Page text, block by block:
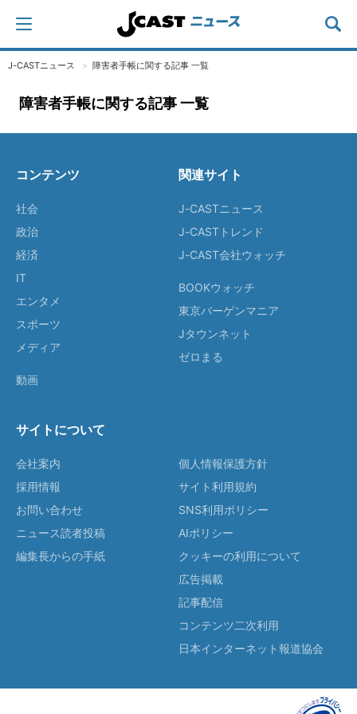
J-CASTニュース 障害者手帳に関する記事 一覧
障害者手帳に関する記事 一覧
コンテンツ
社会
政治
経済
IT
エンタメ
スポーツ
メディア
動画
関連サイト
J-CASTニュース
J-CASTトレンド
J-CAST会社ウォッチ
BOOKウォッチ
東京バーゲンマニア
Jタウンネット
ゼロまる
サイトについて
会社案内
採用情報
お問い合わせ
ニュース読者投稿
編集長からの手紙
個人情報保護方針
サイト利用規約
SNS利用ポリシー
AIポリシー
クッキーの利用について
広告掲載
記事配信
コンテンツ二次利用
日本インターネット報道協会